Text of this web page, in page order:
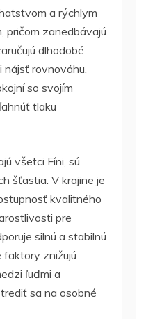
a rýchlym
pričom zanedbávajú
dlhodobé
nájsť rovnováhu,
so svojím
tlaku
všetci Fíni, sú
šťastia. V krajine je
kvalitného
pre
silnú a stabilnú
faktory znižujú
ľuďmi a
sa na osobné